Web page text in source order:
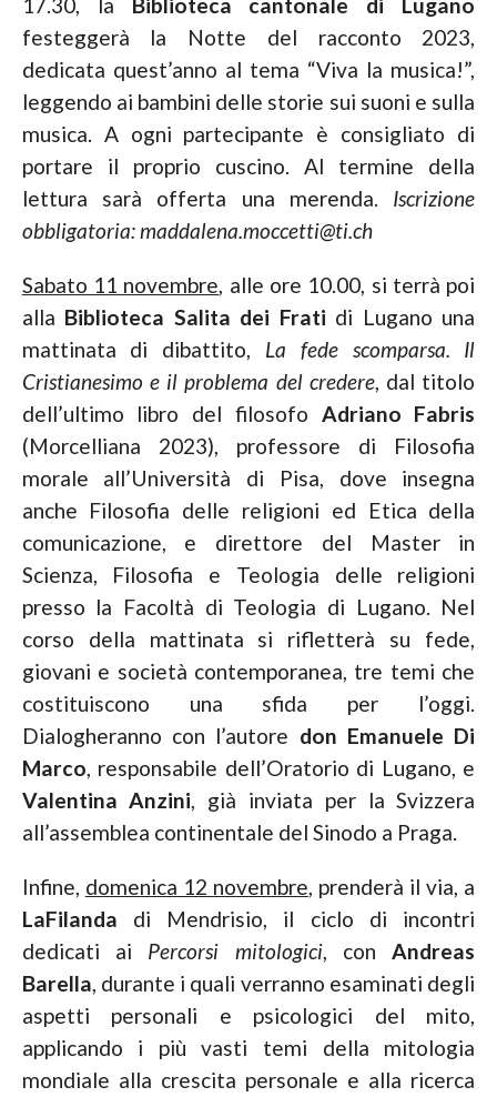
17.30, la
Biblioteca cantonale di Lugano
festeggerà la Notte del racconto 2023,
dedicata quest’anno al tema “Viva la musica!”,
leggendo ai bambini delle storie sui suoni e sulla
musica. A ogni partecipante è consigliato di
portare il proprio cuscino. Al termine della
lettura sarà offerta una merenda. Iscrizione
obbligatoria:maddalena.moccetti@ti.ch
Sabato 11 novembre, alle ore 10.00, si terrà poi
alla Biblioteca Salita dei Frati di Lugano una
mattinata di dibattito, La fede scomparsa. Il
Cristianesimo e il problema del credere, dal titolo
dell’ultimo libro del filosofo Adriano Fabris
(Morcelliana 2023), professore di Filosofia
morale all’Università di Pisa, dove insegna
anche Filosofia delle religioni ed Etica della
comunicazione, e direttore del Master in
Scienza, Filosofia e Teologia delle religioni
presso la Facoltà di Teologia di Lugano. Nel
corso della mattinata si rifletterà su fede,
giovani e società contemporanea, tre temi che
costituiscono una sfida per l’oggi.
Dialogheranno con l’autore don Emanuele Di
Marco, responsabile dell’Oratorio di Lugano, e
Valentina Anzini, già inviata per la Svizzera
all’assemblea continentale del Sinodo a Praga.
Infine, domenica 12 novembre, prenderà il via, a
LaFilanda di Mendrisio, il ciclo di incontri
dedicati ai Percorsi mitologici, conAndreas
Barella, durante i quali verranno esaminati degli
aspetti personali e psicologici del mito,
applicando i più vasti temi della mitologia
mondiale alla crescita personale e alla ricerca